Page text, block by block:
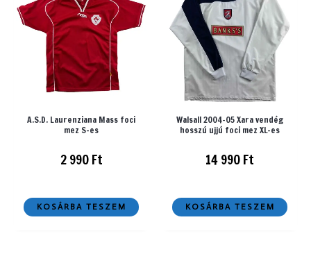
A.S.D. Laurenziana Mass foci
mez S-es
2 990Ft
KOSÁRBA TESZEM
Walsall 2004-05 Xara vendég
hosszú ujjú foci mez XL-es
14 990Ft
KOSÁRBA TESZEM